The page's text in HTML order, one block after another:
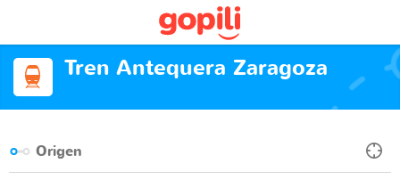
Tren Antequera Zaragoza